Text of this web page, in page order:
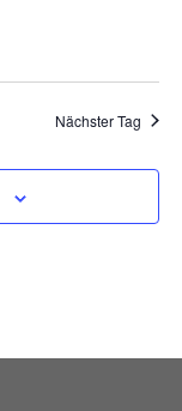
Nächster Tag